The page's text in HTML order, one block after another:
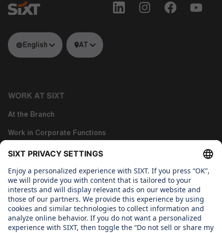
English AT
WORK AT SIXT
At the Branch
Work in Corporate Functions
Work in Tech
About us
WHAT WE CARE ABOUT
Regine Sixt Children´s Aid Foundation